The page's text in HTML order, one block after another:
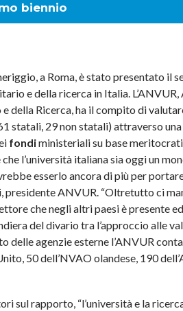
biennio
a Roma, è stato presentato il
e della ricerca in Italia.
della Ricerca, ha il compito di
statali, 29 non statali) attraverso
fondiministeriali su base
l’università italiana sia oggi un
esserlo ancora di più per portare
presidente ANVUR. “Oltretutto ci
che negli altri paesi è presente
del divario tra l’approccio alle
delle agenzie esterne l’ANVUR
50 dell’NVAO olandese, 190
sul rapporto, “l’università e la